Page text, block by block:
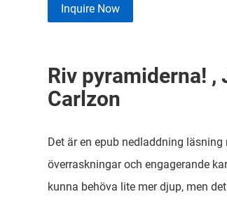
Inquire Now
Riv pyramiderna! ,
Carlzon
Det är en epub nedladdning läsning
överraskningar och engagerande
kunna behöva lite mer djup, men